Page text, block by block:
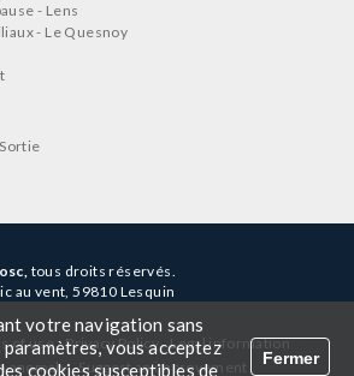
votre navigation sans
vous acceptez
cookies susceptibles de
Fermer
- Lens
- Le Quesnoy
tous droits réservés.
au vent, 59810 Lesquin
of use-Privacy Policy-Legal information-
anomaly-Suggest an improvement